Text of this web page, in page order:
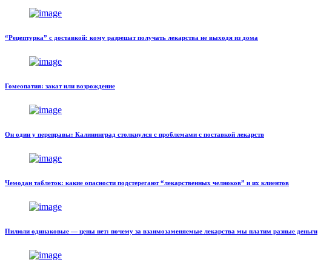
“Рецептурка” с доставкой: кому разрешат получать лекарства не выходя из дома
Гомеопатия: закат или возрождение
Он один у переправы: Калининград столкнулся с проблемами с поставкой лекарств
Чемодан таблеток: какие опасности подстерегают “лекарственных челноков” и их клиентов
Пилюли одинаковые — цены нет: почему за взаимозаменяемые лекарства мы платим разные деньги